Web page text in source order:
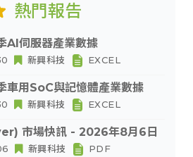
熱門報告
AI伺服器產業數據
新興科技 EXCEL
車用SoC與記憶體產業數據
新興科技 EXCEL
市場快訊 - 2026年8月6日
新興科技 PDF